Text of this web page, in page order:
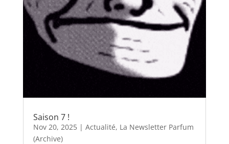
Saison 7 !
Nov 20, 2025| Actualité, La Newsletter Parfum
(Archive)